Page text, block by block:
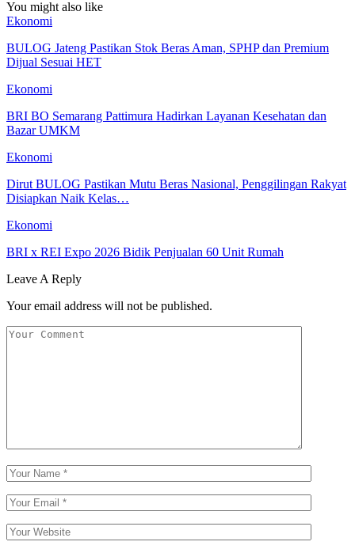
You might also like
Ekonomi
BULOG Jateng Pastikan Stok Beras Aman, SPHP dan Premium
Dijual Sesuai HET
Ekonomi
BRI BO Semarang Pattimura Hadirkan Layanan Kesehatan dan
Bazar UMKM
Ekonomi
Dirut BULOG Pastikan Mutu Beras Nasional, Penggilingan Rakyat
Disiapkan Naik Kelas…
Ekonomi
BRI x REI Expo 2026 Bidik Penjualan 60 Unit Rumah
Leave A Reply
Your email address will not be published.